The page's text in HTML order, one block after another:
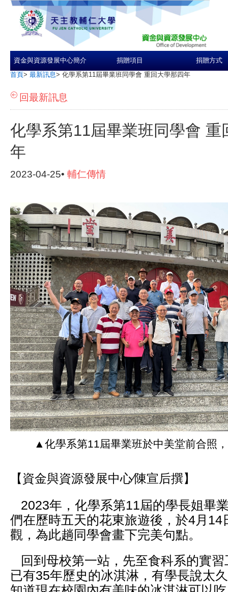
資金與資源發展中心簡介 捐贈項目 捐贈方式
首頁> 最新訊息> 化學系第11屆畢業班同學會 重回大學那四年
回最新訊息
化學系第11屆畢業班同學會 重
年
2023-04-25• 輔仁傳情
▲化學系第11屆畢業班於中美堂前合照
【資金與資源發展中心∕陳宣后撰】
2023年，化學系第11屆的學長姐畢
們在歷時五天的花東旅遊後，於4月14
觀，為此趟同學會畫下完美句點。
回到母校第一站，先至食科系的實習
已有35年歷史的冰淇淋，有學長說太